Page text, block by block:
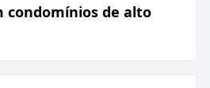
condomínios de alto